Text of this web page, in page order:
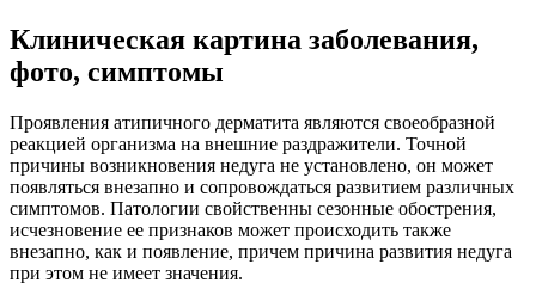
Клиническая картина заболевания,
фото, симптомы
Проявления атипичного дерматита являются своеобразной
реакцией организма на внешние раздражители. Точной
причины возникновения недуга не установлено, он может
появляться внезапно и сопровождаться развитием различных
симптомов. Патологии свойственны сезонные обострения,
исчезновение ее признаков может происходить также
внезапно, как и появление, причем причина развития недуга
при этом не имеет значения.